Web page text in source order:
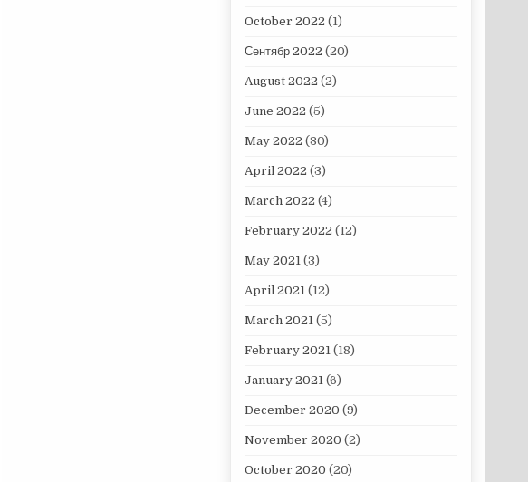
October 2022 (1)
Сентябр 2022 (20)
August 2022 (2)
June 2022 (5)
May 2022 (30)
April 2022 (3)
March 2022 (4)
February 2022 (12)
May 2021(3)
April 2021(12)
March 2021(5)
February 2021(18)
January 2021(6)
December 2020 (9)
November 2020 (2)
October 2020 (20)